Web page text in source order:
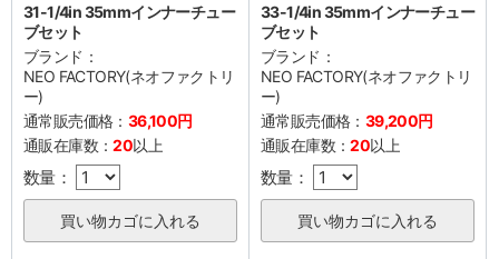
31-1/4in 35mmインナーチュー
ブセット
ブランド：
NEO FACTORY(ネオファクトリ
ー)
通常販売価格： 36,100円
通販在庫数：20以上
数量：
33-1/4in 35mmインナーチュー
ブセット
ブランド：
NEO FACTORY(ネオファクトリ
ー)
通常販売価格： 39,200円
通販在庫数：20以上
数量：